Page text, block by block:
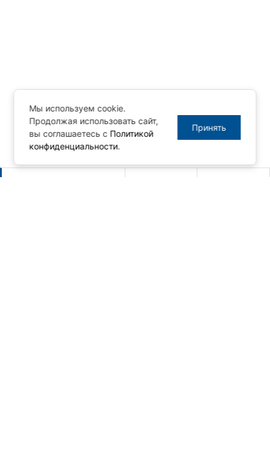
Мы используем cookie.
Продолжая использовать сайт,
вы соглашаетесь с Политикой
конфиденциальности.
Принять